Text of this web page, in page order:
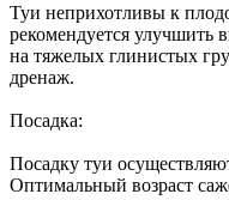
Туи неприхотливы к
рекомендуется улучшить
на тяжелых глинистых
дренаж.
Посадка:
Посадку туи
Оптимальный возраст